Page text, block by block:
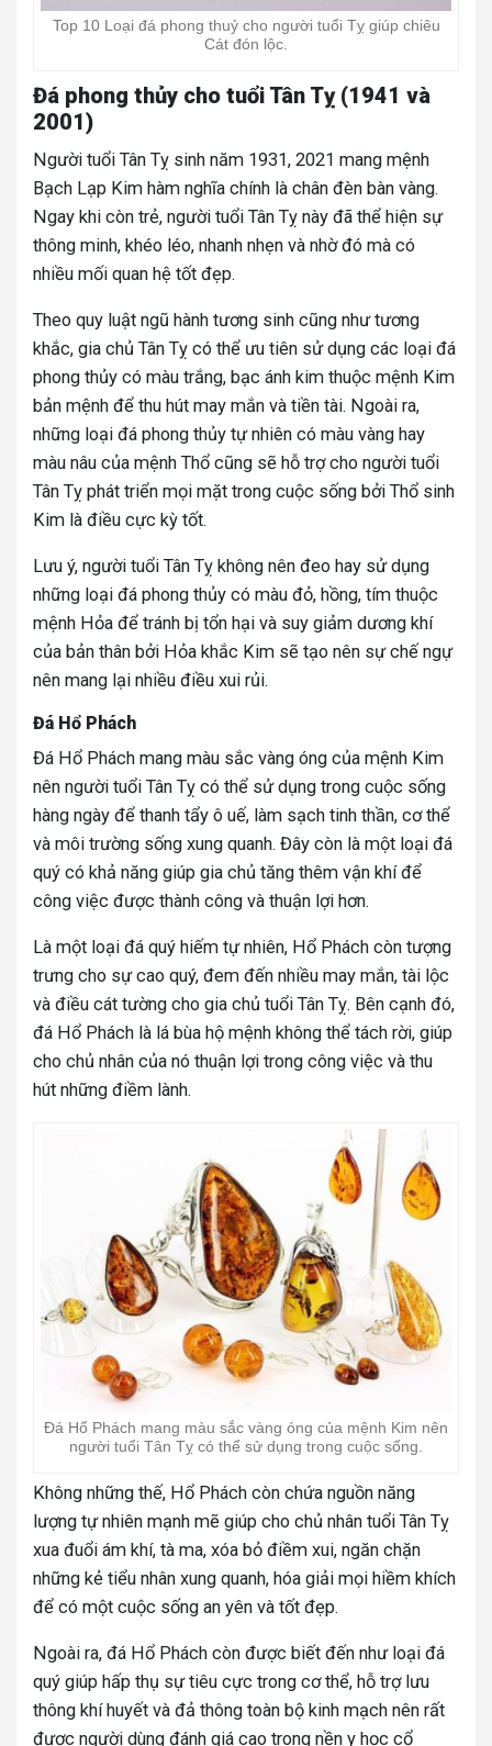
Top 10 Loại đá phong thuỷ cho người tuổi Tỵ giúp chiêu
Cát đón lộc.
Đá phong thủy cho tuổi Tân Tỵ (1941 và
2001)
Người tuổi Tân Tỵ sinh năm 1931, 2021 mang mệnh
Bạch Lạp Kim hàm nghĩa chính là chân đèn bàn vàng.
Ngay khi còn trẻ, người tuổi Tân Tỵ này đã thể hiện sự
thông minh, khéo léo, nhanh nhẹn và nhờ đó mà có
nhiều mối quan hệ tốt đẹp.
Theo quy luật ngũ hành tương sinh cũng như tương
khắc, gia chủ Tân Tỵ có thể ưu tiên sử dụng các loại đá
phong thủy có màu trắng, bạc ánh kim thuộc mệnh Kim
bản mệnh để thu hút may mắn và tiền tài. Ngoài ra,
những loại đá phong thủy tự nhiên có màu vàng hay
màu nâu của mệnh Thổ cũng sẽ hỗ trợ cho người tuổi
Tân Tỵ phát triển mọi mặt trong cuộc sống bởi Thổ sinh
Kim là điều cực kỳ tốt.
Lưu ý, người tuổi Tân Tỵ không nên đeo hay sử dụng
những loại đá phong thủy có màu đỏ, hồng, tím thuộc
mệnh Hỏa để tránh bị tổn hại và suy giảm dương khí
của bản thân bởi Hỏa khắc Kim sẽ tạo nên sự chế ngự
nên mang lại nhiều điều xui rủi.
Đá Hổ Phách
Đá Hổ Phách mang màu sắc vàng óng của mệnh Kim
nên người tuổi Tân Tỵ có thể sử dụng trong cuộc sống
hàng ngày để thanh tẩy ô uế, làm sạch tinh thần, cơ thể
và môi trường sống xung quanh. Đây còn là một loại đá
quý có khả năng giúp gia chủ tăng thêm vận khí để
công việc được thành công và thuận lợi hơn.
Là một loại đá quý hiếm tự nhiên, Hổ Phách còn tượng
trưng cho sự cao quý, đem đến nhiều may mắn, tài lộc
và điều cát tường cho gia chủ tuổi Tân Tỵ. Bên cạnh đó,
đá Hổ Phách là lá bùa hộ mệnh không thể tách rời, giúp
cho chủ nhân của nó thuận lợi trong công việc và thu
hút những điềm lành.
Đá Hổ Phách mang màu sắc vàng óng của mệnh Kim nên
người tuổi Tân Tỵ có thể sử dụng trong cuộc sống.
Không những thế, Hổ Phách còn chứa nguồn năng
lượng tự nhiên mạnh mẽ giúp cho chủ nhân tuổi Tân Tỵ
xua đuổi ám khí, tà ma, xóa bỏ điềm xui, ngăn chặn
những kẻ tiểu nhân xung quanh, hóa giải mọi hiềm khích
để có một cuộc sống an yên và tốt đẹp.
Ngoài ra, đá Hổ Phách còn được biết đến như loại đá
quý giúp hấp thụ sự tiêu cực trong cơ thể, hỗ trợ lưu
thông khí huyết và đả thông toàn bộ kinh mạch nên rất
được người dùng đánh giá cao trong nền y học cổ